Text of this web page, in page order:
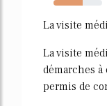
60%
La visite
La visite
démarches
permis de